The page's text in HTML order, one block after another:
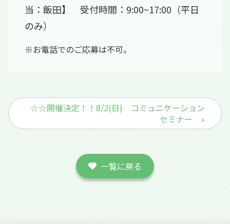
当：飯田】 受付時間：9:00~17:00（平日
のみ）
※お電話でのご応募は不可。
☆☆開催決定！！8/2(日) コミュニケーション
セミナー »
一覧に戻る